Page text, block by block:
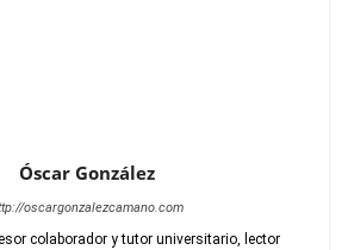
Óscar González
oscargonzalezcamano.com
colaborador y tutor universitario, lector